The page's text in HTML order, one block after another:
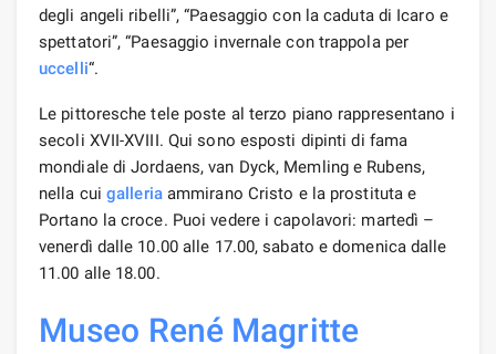
degli angeli ribelli”, “Paesaggio con la caduta di Icaro e
spettatori”, “Paesaggio invernale con trappola per
uccelli“.
Le pittoresche tele poste al terzo piano rappresentano i
secoli XVII-XVIII. Qui sono esposti dipinti di fama
mondiale di Jordaens, van Dyck, Memling e Rubens,
nella cui galleriaammirano Cristo e la prostituta e
Portano la croce. Puoi vedere i capolavori: martedì –
venerdì dalle 10.00 alle 17.00, sabato e domenica dalle
11.00 alle 18.00.
Museo René Magritte